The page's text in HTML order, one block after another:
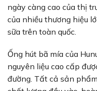
ngày càng cao của thị
của nhiều thương hiệu
sữa trên toàn quốc.
Ống hút bã mía của
nguyên liệu cao cấp
đường. Tất cả sản